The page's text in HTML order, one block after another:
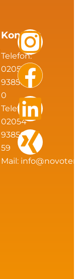
Kontakt
Telefon:
02054
93856
0
Telefax:
02054
93856
59
Mail:
I
n
s
t
a
g
F
a
c
e
b
o
L
i
n
k
e
d
X
i
n
g